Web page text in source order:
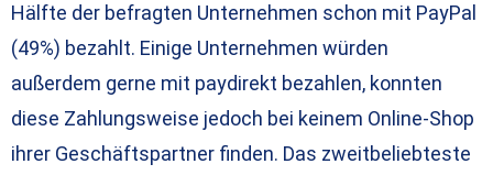
Hälfte der befragten Unternehmen schon mit PayPal
(49%) bezahlt. Einige Unternehmen würden
außerdem gerne mit paydirekt bezahlen, konnten
diese Zahlungsweise jedoch bei keinem Online-Shop
ihrer Geschäftspartner finden. Das zweitbeliebteste